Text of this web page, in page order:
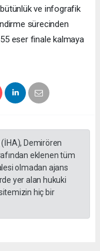
ve infografik
sürecinden
eser finale kalmaya
Demirören
eklenen tüm
olmadan ajans
yer alan hukuki
hiç bir